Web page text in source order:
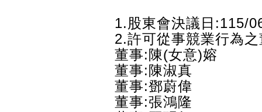
1.股東會決議日:115/
2.許可從事競業行為
董事:陳(女意)嫆
董事:陳淑真
董事:鄧蔚偉
董事:張鴻隆